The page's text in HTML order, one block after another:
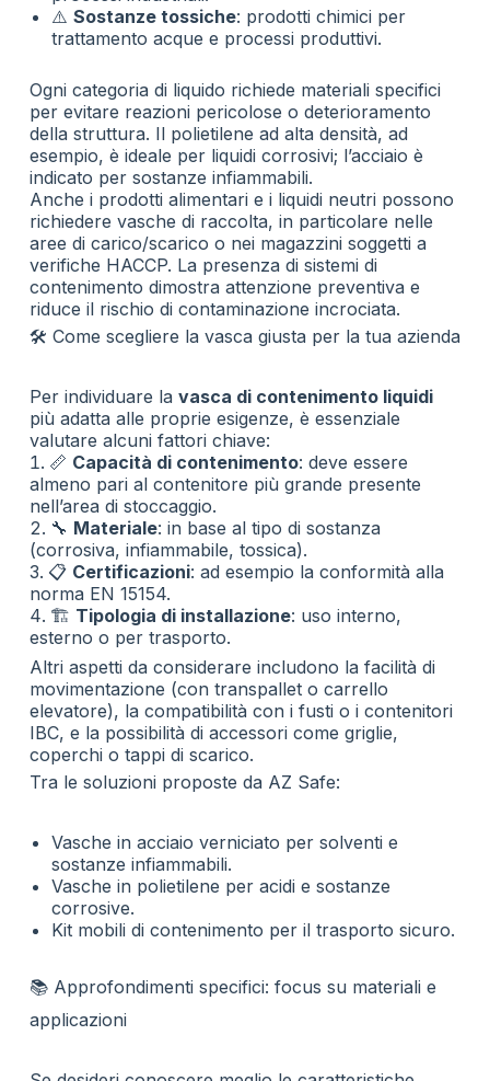
⚠️ Sostanze tossiche: prodotti chimici per
trattamento acque e processi produttivi.
Ogni categoria di liquido richiede materiali specifici
per evitare reazioni pericolose o deterioramento
della struttura. Il polietilene ad alta densità, ad
esempio, è ideale per liquidi corrosivi; l’acciaio è
indicato per sostanze infiammabili.
Anche i prodotti alimentari e i liquidi neutri possono
richiedere vasche di raccolta, in particolare nelle
aree di carico/scarico o nei magazzini soggetti a
verifiche HACCP. La presenza di sistemi di
contenimento dimostra attenzione preventiva e
riduce il rischio di contaminazione incrociata.
🛠️ Come scegliere la vasca giusta per la tua azienda
Per individuare la vasca di contenimento liquidi
più adatta alle proprie esigenze, è essenziale
valutare alcuni fattori chiave:
📏 Capacità di contenimento: deve essere
almeno pari al contenitore più grande presente
nell’area di stoccaggio.
🔧 Materiale: in base al tipo di sostanza
(corrosiva, infiammabile, tossica).
📋 Certificazioni: ad esempio la conformità alla
norma EN 15154.
🏗️ Tipologia di installazione: uso interno,
esterno o per trasporto.
Altri aspetti da considerare includono la facilità di
movimentazione (con transpallet o carrello
elevatore), la compatibilità con i fusti o i contenitori
IBC, e la possibilità di accessori come griglie,
coperchi o tappi di scarico.
Tra le soluzioni proposte da AZ Safe:
Vasche in acciaio verniciato per solventi e
sostanze infiammabili.
Vasche in polietilene per acidi e sostanze
corrosive.
Kit mobili di contenimento per il trasporto sicuro.
📚 Approfondimenti specifici: focus su materiali e
applicazioni